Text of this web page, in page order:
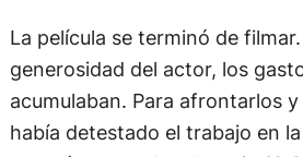
La película se terminó de filmar.
generosidad del actor, los
acumulaban. Para afrontarlos
había detestado el trabajo en